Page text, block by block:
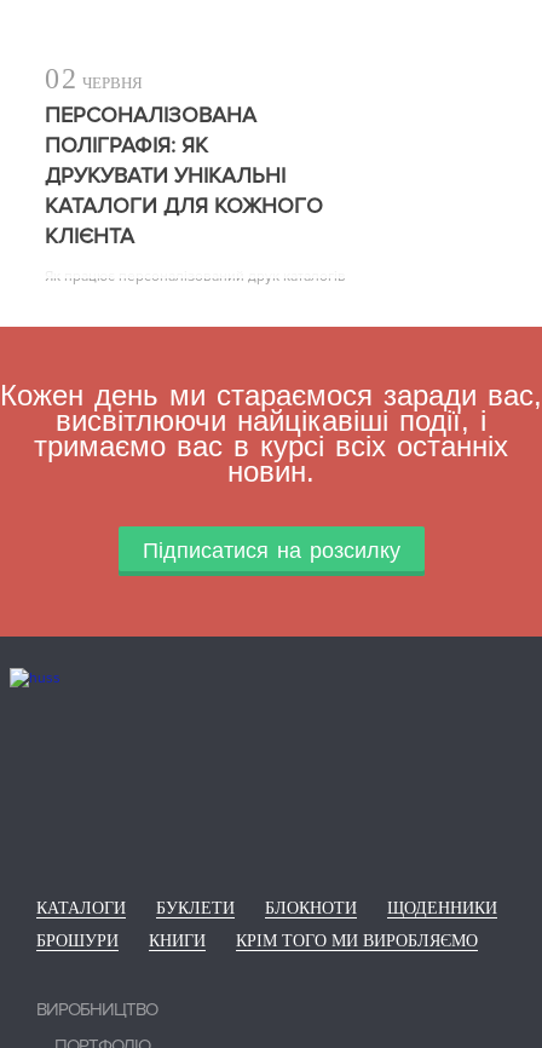
02 ЧЕРВНЯ
ПЕРСОНАЛІЗОВАНА
ПОЛІГРАФІЯ: ЯК
ДРУКУВАТИ УНІКАЛЬНІ
КАТАЛОГИ ДЛЯ КОЖНОГО
КЛІЄНТА
Як працює персоналізований друк каталогів
Кожен день ми стараємося заради вас,
висвітлюючи найцікавіші події, і
тримаємо вас в курсі всіх останніх
новин.
Підписатися на розсилку
КАТАЛОГИ БУКЛЕТИ БЛОКНОТИ
ЩОДЕННИКИ
БРОШУРИ
КНИГИ КРІМ ТОГО МИ ВИРОБЛЯЄМО
ВИРОБНИЦТВО